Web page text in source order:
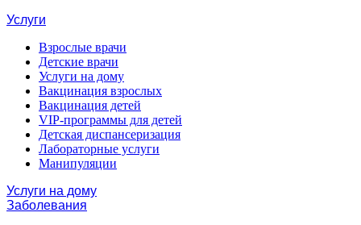
Услуги
Взрослые врачи
Детские врачи
Услуги на дому
Вакцинация взрослых
Вакцинация детей
VIP-программы для детей
Детская диспансеризация
Лабораторные услуги
Манипуляции
Услуги на дому
Заболевания